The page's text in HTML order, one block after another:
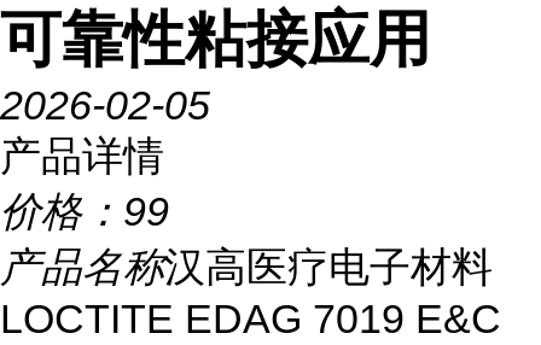
可靠性粘接应用
2026-02-05
产品详情
价格： 99
产品名称汉高医疗电子材料
LOCTITE EDAG 7019 E&C